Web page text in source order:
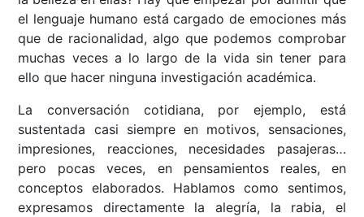
el lenguaje humano está cargado de emociones más
que de racionalidad, algo que podemos comprobar
muchas veces a lo largo de la vida sin tener para
ello que hacer ninguna investigación académica.
La conversación cotidiana, por ejemplo, está
sustentada casi siempre en motivos, sensaciones,
impresiones, reacciones, necesidades pasajeras…
pero pocas veces, en pensamientos reales, en
conceptos elaborados. Hablamos como sentimos,
expresamos directamente la alegría, la rabia, el